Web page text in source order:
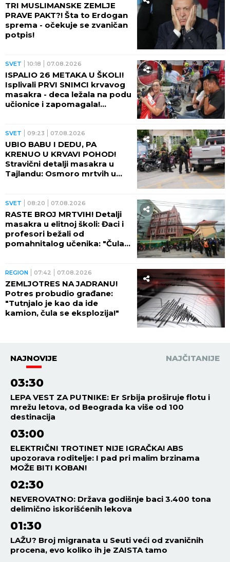
TRI MUSLIMANSKE ZEMLJE
PRAVE PAKT?! Šta to Erdogan
sprema - očekuje se zvaničan
potpis!
SVET 10:18 07.08.2026
ISPALIO 26 METAKA U ŠKOLI!
Isplivali PRVI SNIMCI krvavog
masakra - deca ležala na podu
učionice i zapomagala!
SVET 09:23 07.08.2026
UBIO BABU I DEDU, PA
KRENUO U KRVAVI POHOD!
Stravični detalji masakra u
Tajlandu: Osmoro mrtvih u
SVET 08:20 07.08.2026
RASTE BROJ MRTVIH! Detalji
masakra u elitnoj školi: Đaci i
profesori bežali od
pomahnitalog učenika: "Čula
REGION 07:42 07.08.2026
ZEMLJOTRES NA JADRANU!
Potres probudio građane:
"Tutnjalo je kao da ide
kamion, čula se eksplozija!"
NAJNOVIJE NAJČITANIJE
03:30
LEPA VEST ZA PUTNIKE: Er Srbija proširuje flotu i
mrežu letova, od Beograda ka više od 100
destinacija
03:00
ELEKTRIČNI TROTINET NIJE IGRAČKA! ABS
upozorava roditelje: I pad pri malim brzinama
MOŽE BITI KOBAN!
02:30
NEVEROVATNO: Država godišnje baci 3.400 tona
delimično iskorišćenih lekova
01:30
LAŽU? Broj migranata u Seuti veći od zvaničnih
procena, evo koliko ih je ZAISTA tamo